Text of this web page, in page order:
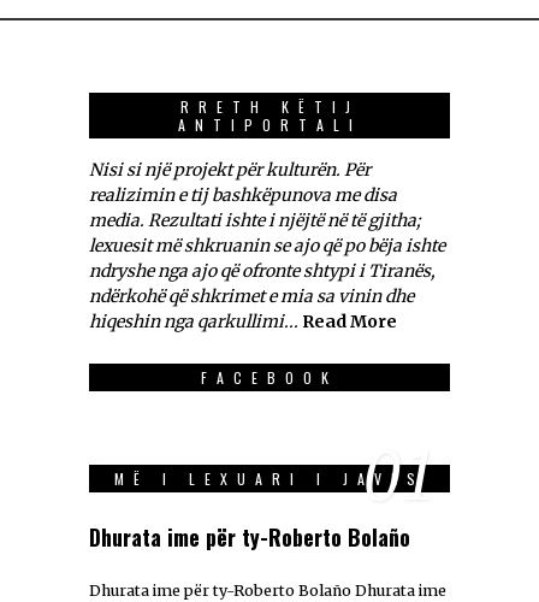
RRETH KËTIJ
ANTIPORTALI
Nisi si një projekt për kulturën. Për
realizimin e tij bashkëpunova me disa
media. Rezultati ishte i njëjtë në të gjitha;
lexuesit më shkruanin se ajo që po bëja ishte
ndryshe nga ajo që ofronte shtypi i Tiranës,
ndërkohë që shkrimet e mia sa vinin dhe
hiqeshin nga qarkullimi... Read More
FACEBOOK
MË I LEXUARI I JAVES
01
Dhurata ime për ty-Roberto Bolaño
Dhurata ime për ty-Roberto Bolaño Dhurata ime